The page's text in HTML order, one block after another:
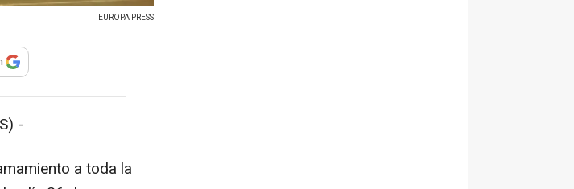
EUROPA PRESS
compartir
-
a toda la